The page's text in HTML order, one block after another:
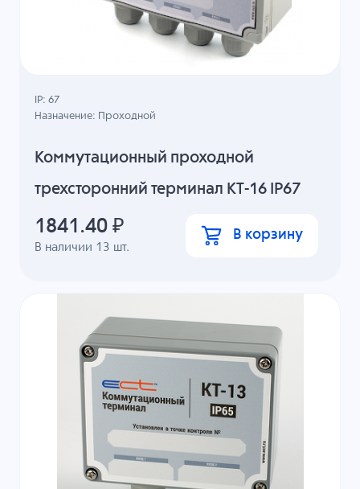
Коммутационный проходной
трехсторонний терминал КТ-16 IP67
В наличии 13 шт.
IP: 67
Назначение: Проходной
1841.40 ₽ В корзину